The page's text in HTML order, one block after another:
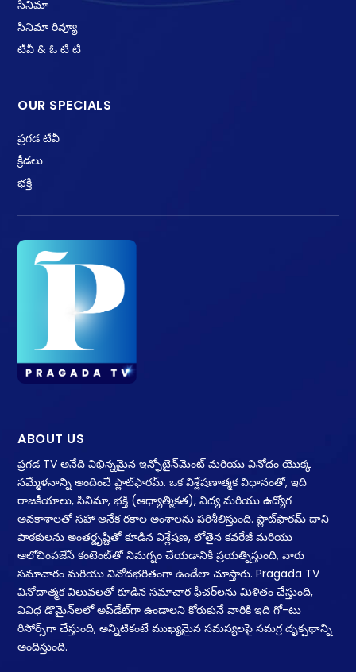
సినిమా
సినిమా రివ్యూ
టీవీ & ఓ టి టి
OUR SPECIALS
ప్రగడ టీవీ
క్రీడలు
భక్తి
ABOUT US
ప్రగడ TV అనేది విభిన్నమైన ఇన్ఫోటైన్‌మెంట్ మరియు వినోదం యొక్క
సమ్మేళనాన్ని అందించే ప్లాట్‌ఫారమ్. ఒక విశ్లేషణాత్మక విధానంతో, ఇది
రాజకీయాలు, సినిమా, భక్తి (ఆధ్యాత్మికత), విద్య మరియు ఉద్యోగ
అవకాశాలతో సహా అనేక రకాల అంశాలను పరిశీలిస్తుంది. ప్లాట్‌ఫారమ్ దాని
పాఠకులను అంతర్దృష్టితో కూడిన విశ్లేషణ, లోతైన కవరేజీ మరియు
ఆలోచింపజేసే కంటెంట్‌తో నిమగ్నం చేయడానికి ప్రయత్నిస్తుంది, వారు
సమాచారం మరియు వినోదభరితంగా ఉండేలా చూస్తారు. Pragada TV
వినోదాత్మక విలువలతో కూడిన సమాచార ఫీచర్‌లను మిళితం చేస్తుంది,
వివిధ డొమైన్‌లలో అప్‌డేట్‌గా ఉండాలని కోరుకునే వారికి ఇది గో-టు
రిసోర్స్‌గా చేస్తుంది, అన్నిటికంటే ముఖ్యమైన సమస్యలపై సమగ్ర దృక్పథాన్ని
అందిస్తుంది.